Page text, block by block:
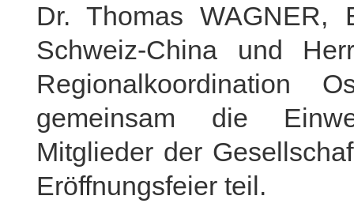
Dr. Thomas WAGNER,
Schweiz-China und
Regionalkoordination
gemeinsam die
Mitglieder der
Eröffnungsfeier teil.